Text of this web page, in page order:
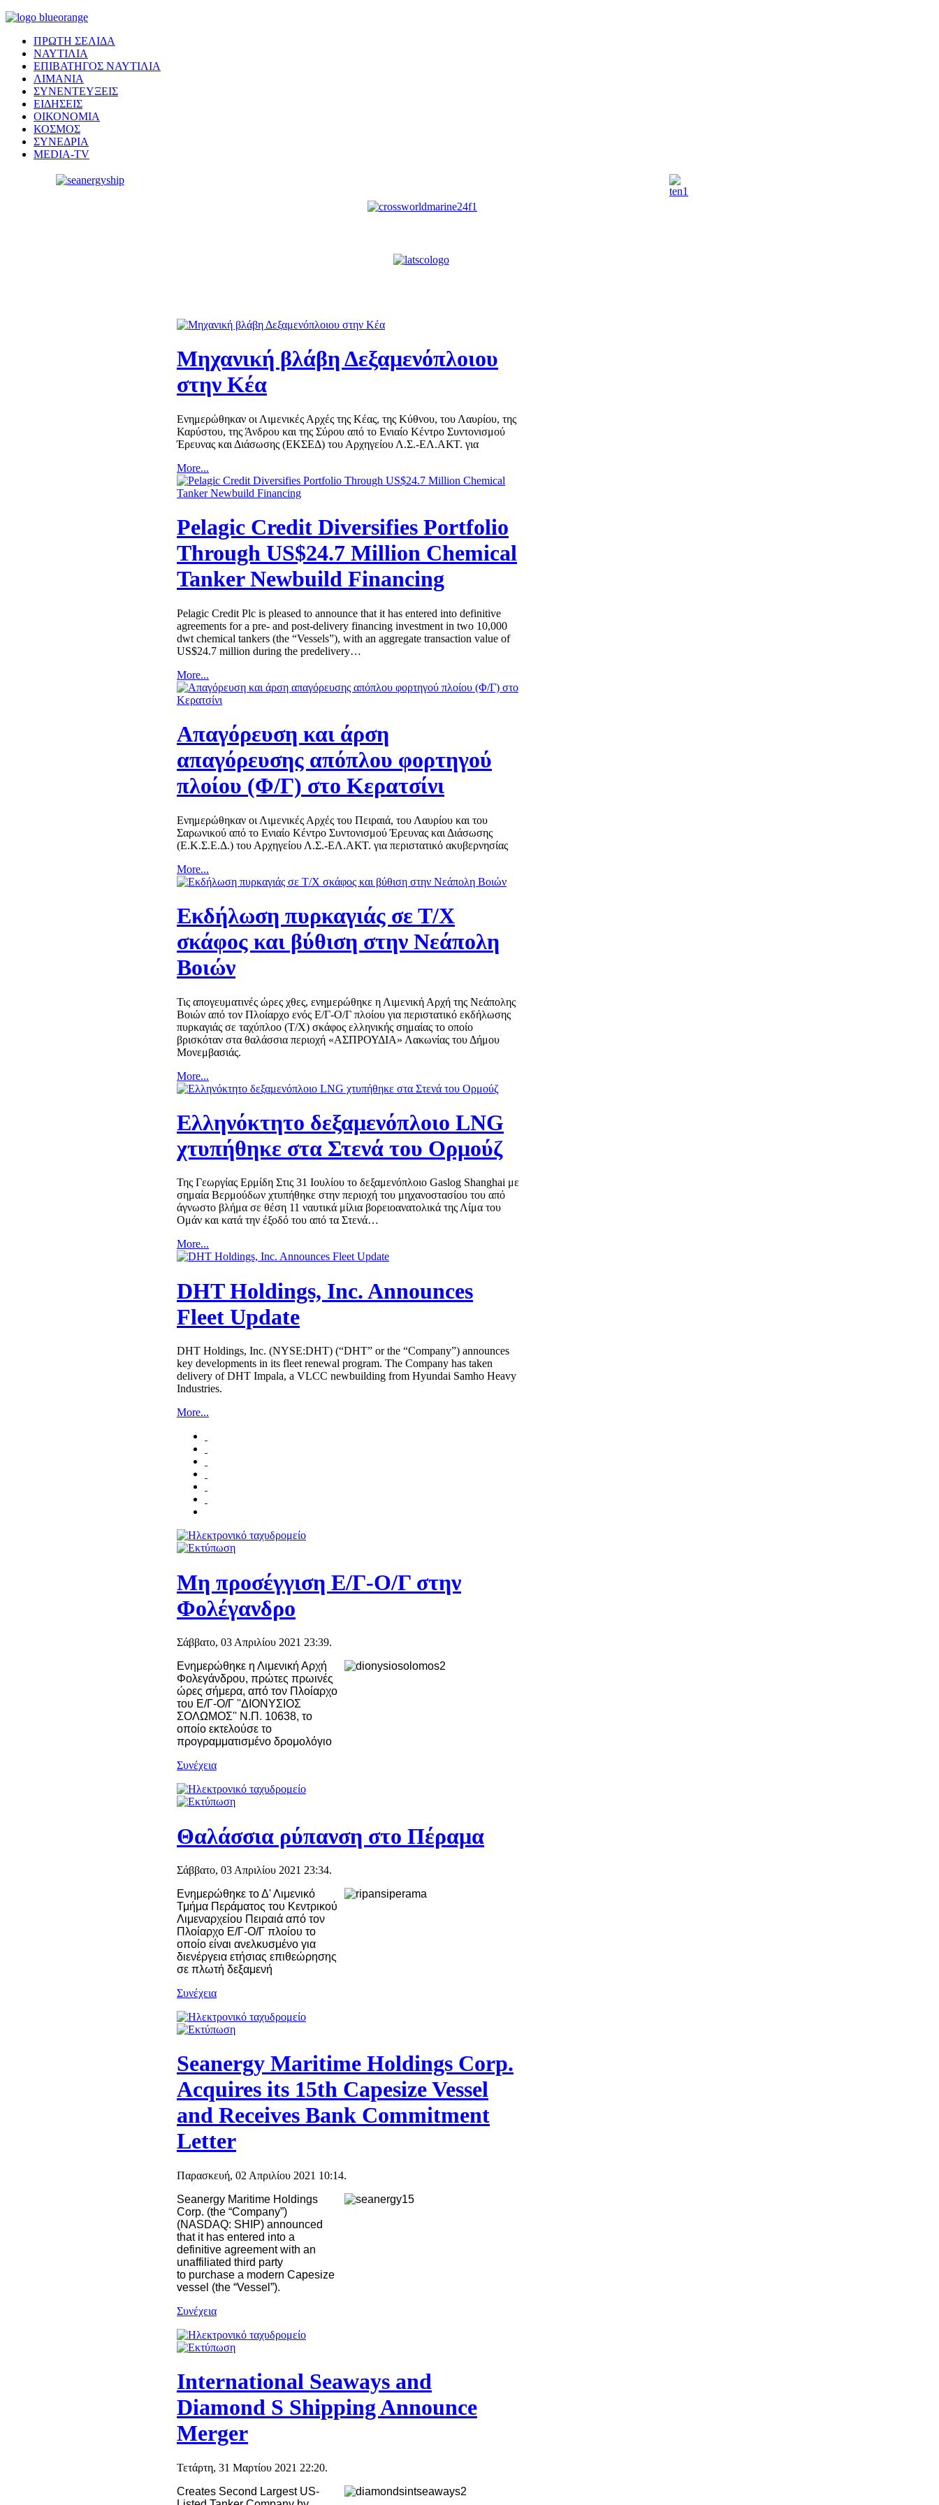
ΠΡΩΤΗ ΣΕΛΙΔΑ
ΝΑΥΤΙΛΙΑ
ΕΠΙΒΑΤΗΓΟΣ ΝΑΥΤΙΛΙΑ
ΛΙΜΑΝΙΑ
ΣΥΝΕΝΤΕΥΞΕΙΣ
ΕΙΔΗΣΕΙΣ
ΟΙΚΟΝΟΜΙΑ
ΚΟΣΜΟΣ
ΣΥΝΕΔΡΙΑ
MEDIA-TV
Μηχανική βλάβη Δεξαμενόπλοιου
στην Κέα
Ενημερώθηκαν οι Λιμενικές Αρχές της Κέας, της Κύθνου, του Λαυρίου, της
Καρύστου, της Άνδρου και της Σύρου από το Ενιαίο Κέντρο Συντονισμού
Έρευνας και Διάσωσης (ΕΚΣΕΔ) του Αρχηγείου Λ.Σ.-ΕΛ.ΑΚΤ. για
More...
Pelagic Credit Diversifies Portfolio
Through US$24.7 Million Chemical
Tanker Newbuild Financing
Pelagic Credit Plc is pleased to announce that it has entered into definitive
agreements for a pre- and post-delivery financing investment in two 10,000
dwt chemical tankers (the “Vessels”), with an aggregate transaction value of
US$24.7 million during the predelivery…
More...
Απαγόρευση και άρση
απαγόρευσης απόπλου φορτηγού
πλοίου (Φ/Γ) στο Κερατσίνι
Ενημερώθηκαν οι Λιμενικές Αρχές του Πειραιά, του Λαυρίου και του
Σαρωνικού από το Ενιαίο Κέντρο Συντονισμού Έρευνας και Διάσωσης
(Ε.Κ.Σ.Ε.Δ.) του Αρχηγείου Λ.Σ.-ΕΛ.ΑΚΤ. για περιστατικό ακυβερνησίας
More...
Εκδήλωση πυρκαγιάς σε Τ/Χ
σκάφος και βύθιση στην Νεάπολη
Βοιών
Τις απογευματινές ώρες χθες, ενημερώθηκε η Λιμενική Αρχή της Νεάπολης
Βοιών από τον Πλοίαρχο ενός Ε/Γ-Ο/Γ πλοίου για περιστατικό εκδήλωσης
πυρκαγιάς σε ταχύπλοο (Τ/Χ) σκάφος ελληνικής σημαίας το οποίο
βρισκόταν στα θαλάσσια περιοχή «ΑΣΠΡΟΥΔΙΑ» Λακωνίας του Δήμου
Μονεμβασιάς.
More...
Ελληνόκτητο δεξαμενόπλοιο LNG
χτυπήθηκε στα Στενά του Ορμούζ
Της Γεωργίας Ερμίδη Στις 31 Ιουλίου το δεξαμενόπλοιο Gaslog Shanghai με
σημαία Βερμούδων χτυπήθηκε στην περιοχή του μηχανοστασίου του από
άγνωστο βλήμα σε θέση 11 ναυτικά μίλια βορειοανατολικά της Λίμα του
Ομάν και κατά την έξοδό του από τα Στενά…
More...
DHT Holdings, Inc. Announces
Fleet Update
DHT Holdings, Inc. (NYSE:DHT) (“DHT” or the “Company”) announces
key developments in its fleet renewal program. The Company has taken
delivery of DHT Impala, a VLCC newbuilding from Hyundai Samho Heavy
Industries.
More...
Μη προσέγγιση Ε/Γ-Ο/Γ στην
Φολέγανδρο
Σάββατο, 03 Απριλίου 2021 23:39.
Ενημερώθηκε η Λιμενική Αρχή
Φολεγάνδρου, πρώτες πρωινές
ώρες σήμερα, από τον Πλοίαρχο
του Ε/Γ-Ο/Γ ''ΔΙΟΝΥΣΙΟΣ
ΣΟΛΩΜΟΣ'' Ν.Π. 10638, το
οποίο εκτελούσε το
προγραμματισμένο δρομολόγιο
Συνέχεια
Θαλάσσια ρύπανση στο Πέραμα
Σάββατο, 03 Απριλίου 2021 23:34.
Ενημερώθηκε το Δ' Λιμενικό
Τμήμα Περάματος του Κεντρικού
Λιμεναρχείου Πειραιά από τον
Πλοίαρχο Ε/Γ-Ο/Γ πλοίου το
οποίο είναι ανελκυσμένο για
διενέργεια ετήσιας επιθεώρησης
σε πλωτή δεξαμενή
Συνέχεια
Seanergy Maritime Holdings Corp.
Acquires its 15th Capesize Vessel
and Receives Bank Commitment
Letter
Παρασκευή, 02 Απριλίου 2021 10:14.
Seanergy Maritime Holdings
Corp. (the “Company”)
(NASDAQ: SHIP) announced
that it has entered into a
definitive agreement with an
unaffiliated third party
to purchase a modern Capesize
vessel (the “Vessel”).
Συνέχεια
International Seaways and
Diamond S Shipping Announce
Merger
Τετάρτη, 31 Μαρτίου 2021 22:20.
Creates Second Largest US-